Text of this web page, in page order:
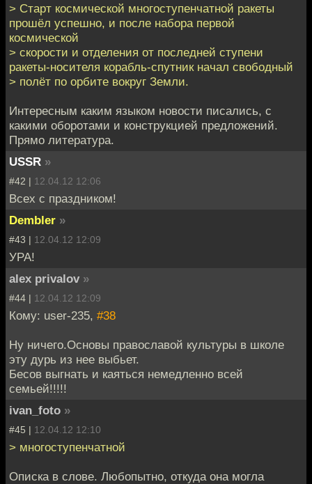
> Старт космической многоступенчатной ракеты
прошёл успешно, и после набора первой
космической
> скорости и отделения от последней ступени
ракеты-носителя корабль-спутник начал свободный
> полёт по орбите вокруг Земли.
Интересным каким языком новости писались, с
какими оборотами и конструкцией предложений.
Прямо литература.
USSR »
#42 | 12.04.12 12:06
Всех с праздником!
Dembler »
#43 | 12.04.12 12:09
УРА!
alex privalov »
#44 | 12.04.12 12:09
Кому: user-235, #38
Ну ничего.Основы православой культуры в школе
эту дурь из нее выбьет.
Бесов выгнать и каяться немедленно всей
семьей!!!!!
ivan_foto »
#45 | 12.04.12 12:10
> многоступенчатной
Описка в слове. Любопытно, откуда она могла